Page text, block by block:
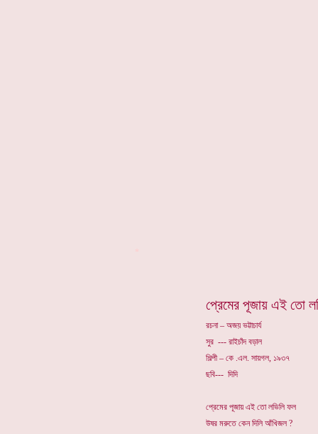
প্রেমের পূজায় এই তো
রচনা – অজয় ভট্টাচার্য
সুর --- রাইচাঁদ বড়াল
শিল্পী – কে .এল. সায়গল, ১৯৩৭
ছবি--- দিদি
প্রেমের পূজায় এই তো লভিলি ফল
উষর মরুতে কেন দিলি আঁখিজল ?